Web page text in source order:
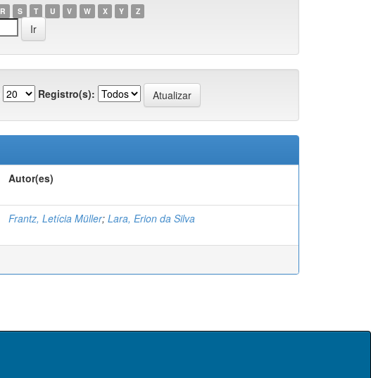
R S T U V W X Y Z
Registro(s):
Autor(es)
Frantz, Letícia Müller; Lara, Erion da Silva